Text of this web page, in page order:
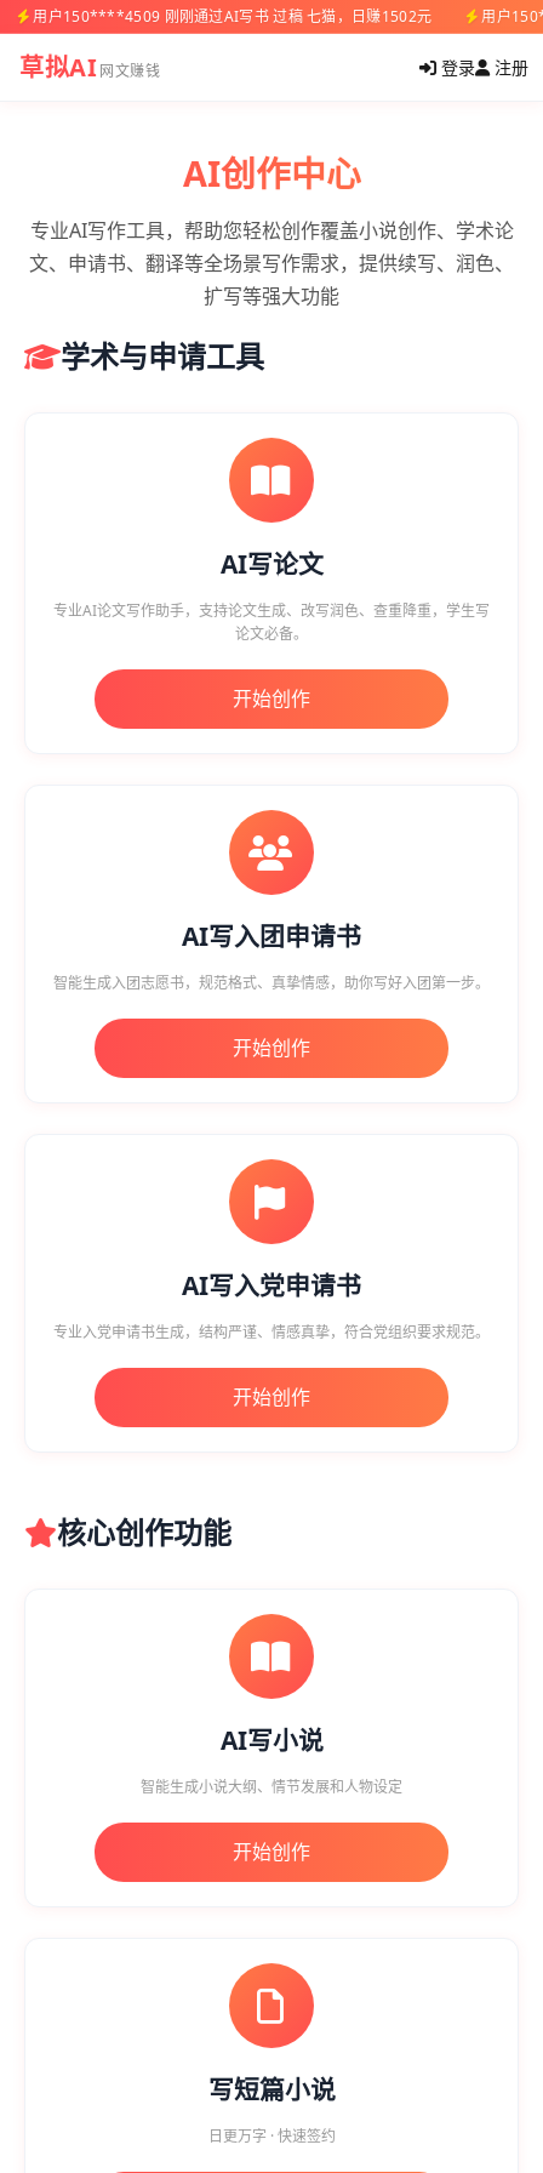
用户150****4509 刚刚通过AI写书 过稿 七猫，日赚1502元 用户
草拟AI网文赚钱 登录 注册
AI创作中心
专业AI写作工具，帮助您轻松创作覆盖小说创作、学术论
文、申请书、翻译等全场景写作需求，提供续写、润色、
扩写等强大功能
学术与申请工具
AI写论文
专业AI论文写作助手，支持论文生成、改写润色、查重降重，学生写
论文必备。
开始创作
AI写入团申请书
智能生成入团志愿书，规范格式、真挚情感，助你写好入团第一步。
开始创作
AI写入党申请书
专业入党申请书生成，结构严谨、情感真挚，符合党组织要求规范。
开始创作
核心创作功能
AI写小说
智能生成小说大纲、情节发展和人物设定
开始创作
写短篇小说
日更万字 · 快速签约